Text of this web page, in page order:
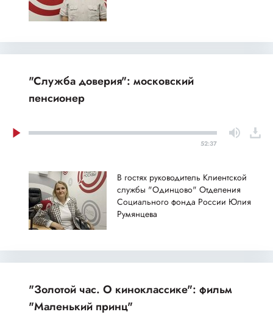
"Служба доверия": московский
пенсионер
52:37
В гостях руководитель Клиентской
службы "Одинцово" Отделения
Социального фонда России Юлия
Румянцева
"Золотой час. О киноклассике": фильм
"Маленький принц"